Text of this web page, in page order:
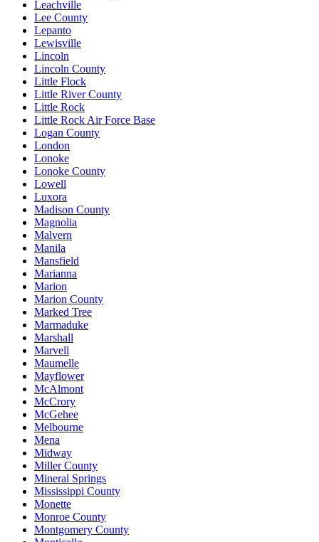
Leachville
Lee County
Lepanto
Lewisville
Lincoln
Lincoln County
Little Flock
Little River County
Little Rock
Little Rock Air Force Base
Logan County
London
Lonoke
Lonoke County
Lowell
Luxora
Madison County
Magnolia
Malvern
Manila
Mansfield
Marianna
Marion
Marion County
Marked Tree
Marmaduke
Marshall
Marvell
Maumelle
Mayflower
McAlmont
McCrory
McGehee
Melbourne
Mena
Midway
Miller County
Mineral Springs
Mississippi County
Monette
Monroe County
Montgomery County